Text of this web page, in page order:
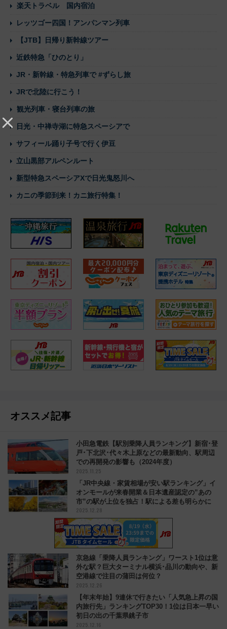
楽天トラベル 国内宿泊
レッツゴー四国！アンパンマン列車
【JTB】日帰り新幹線ツアー
近鉄特急「ひのとり」
JR・新幹線・特急列車で #ずらし旅
JRで北陸に行こう！
観光列車・寝台列車の旅
日光・中禅寺湖に特急スペーシアで
サフィール踊り子号で行く伊豆
立山黒部アルペンルート
新型特急スペーシアXで日光鬼怒川へ
カニの季節到来！カニ旅行特集！
オススメ記事
小田急電鉄【駅別乗降人員ランキング】新宿･登
戸･下北沢･代々木上原などの最新動向、駅周辺
での再開発の影響も（2024年度）
2025.11.25
「JR中央線・家賃相場が安い駅ランキング」イ
オンモールが来春開業＆日本遺産認定の”あの
市”の駅が上位を独占！駅による差も明らかに
2025.12.28
京急線「乗降人員ランキング」ワースト1位は意
外な駅？巨大ターミナル横浜･品川の動向や、新
空港線で注目の蒲田は何位？
2025.12.26
【年末年始】9連休で行きたい「人気急上昇の国
内旅行先」ランキングTOP30！1位は日本一早い
初日の出の千葉県銚子市
2025.12.16